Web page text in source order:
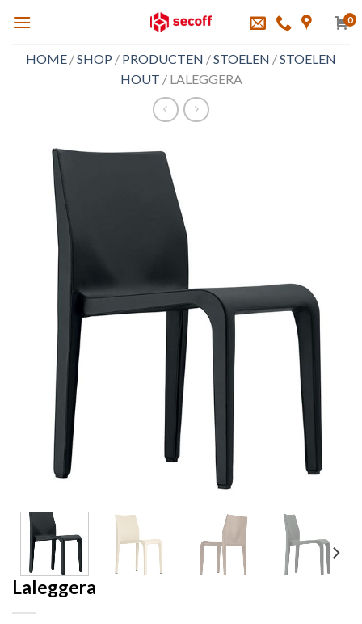
0
HOME /SHOP / PRODUCTEN /STOELEN /STOELEN
HOUT / LALEGGERA
Laleggera